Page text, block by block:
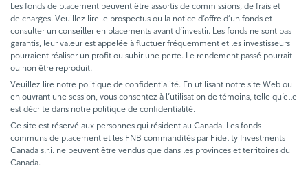
Les fonds de placement peuvent être assortis de commissions, de frais et
de charges. Veuillez lire le prospectus ou la notice d’offre d’un fonds et
consulter un conseiller en placements avant d’investir. Les fonds ne sont pas
garantis, leur valeur est appelée à fluctuer fréquemment et les investisseurs
pourraient réaliser un profit ou subir une perte. Le rendement passé pourrait
ou non être reproduit.
Veuillez lire notre politique de confidentialité. En utilisant notre site Web ou
en ouvrant une session, vous consentez à l’utilisation de témoins, telle qu’elle
est décrite dans notre politique de confidentialité.
Ce site est réservé aux personnes qui résident au Canada. Les fonds
communs de placement et les FNB commandités par Fidelity Investments
Canada s.r.i. ne peuvent être vendus que dans les provinces et territoires du
Canada.